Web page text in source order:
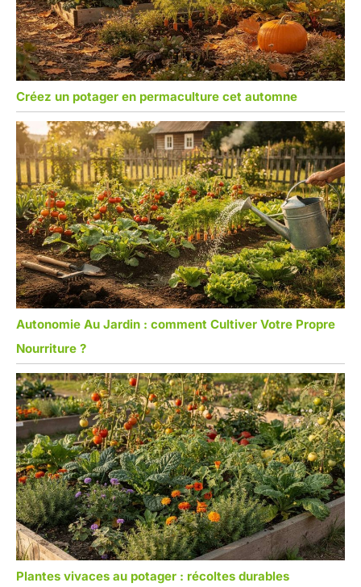
Créez un potager en permaculture cet automne
Autonomie Au Jardin : comment Cultiver Votre Propre
Nourriture ?
Plantes vivaces au potager : récoltes durables